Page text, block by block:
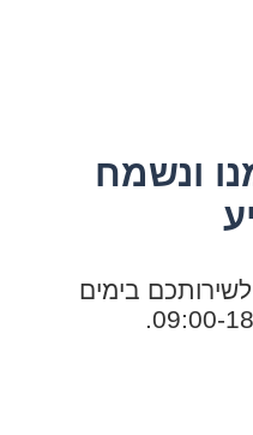
ונשמח
בימים